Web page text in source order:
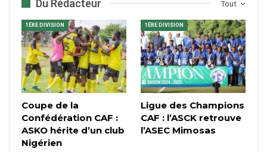
Tout
Du Rédacteur
1ÈRE DIVISION
Coupe de la
Confédération CAF :
ASKO hérite d’un club
Nigérien
1ÈRE DIVISION
Ligue des Champions
CAF : l’ASCK retrouve
l’ASEC Mimosas